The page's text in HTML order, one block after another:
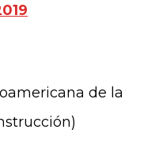
de la